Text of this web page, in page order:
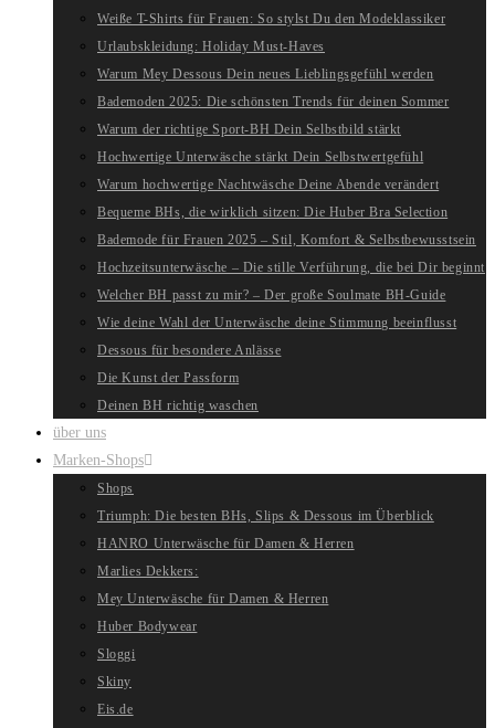
Weiße T-Shirts für Frauen: So stylst Du den Modeklassiker
Urlaubskleidung: Holiday Must-Haves
Warum Mey Dessous Dein neues Lieblingsgefühl werden
Bademoden 2025: Die schönsten Trends für deinen Sommer
Warum der richtige Sport-BH Dein Selbstbild stärkt
Hochwertige Unterwäsche stärkt Dein Selbstwertgefühl
Warum hochwertige Nachtwäsche Deine Abende verändert
Bequeme BHs, die wirklich sitzen: Die Huber Bra Selection
Bademode für Frauen 2025 – Stil, Komfort & Selbstbewusstsein
Hochzeitsunterwäsche – Die stille Verführung, die bei Dir beginnt
Welcher BH passt zu mir? – Der große Soulmate BH-Guide
Wie deine Wahl der Unterwäsche deine Stimmung beeinflusst
Dessous für besondere Anlässe
Die Kunst der Passform
Deinen BH richtig waschen
über uns
Marken-Shops
Shops
Triumph: Die besten BHs, Slips & Dessous im Überblick
HANRO Unterwäsche für Damen & Herren
Marlies Dekkers:
Mey Unterwäsche für Damen & Herren
Huber Bodywear
Sloggi
Skiny
Eis.de